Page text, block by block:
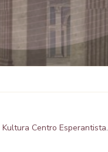
Kultura Centro Esperantista.